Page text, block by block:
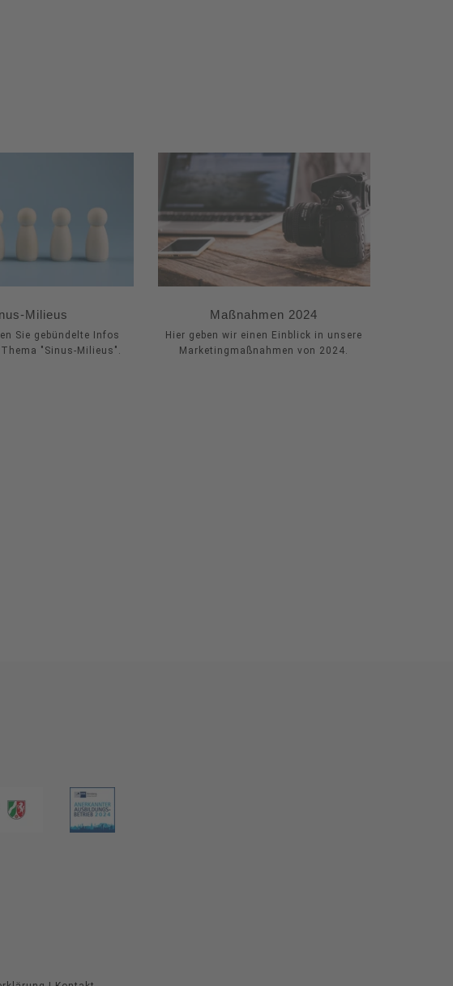
Milieus
Sie gebündelte Infos
"Sinus-Milieus".
Maßnahmen 2024
Hier geben wir einen Einblick in unsere
Marketingmaßnahmen von 2024.